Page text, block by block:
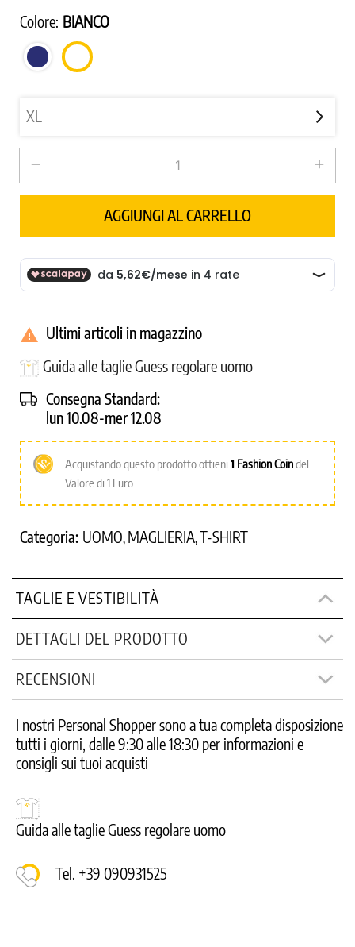
Colore: BIANCO
BLU
SCURO
BIANCO
remove add
AGGIUNGI AL CARRELLO
 Ultimi articoli in magazzino
Guida alle taglie Guess regolare uomo
Consegna Standard:
lun 10.08-mer 12.08
Acquistando questo prodotto ottieni 1 Fashion Coindel
Valore di 1 Euro
Categoria: UOMO MAGLIERIA T-SHIRT
TAGLIE E VESTIBILITÀ
DETTAGLI DEL PRODOTTO
RECENSIONI
I nostri Personal Shopper sono a tua completa disposizione
tutti i giorni, dalle 9:30 alle 18:30 per informazioni e
consigli sui tuoi acquisti
Guida alle taglie Guess regolare uomo
Tel. +39 090931525